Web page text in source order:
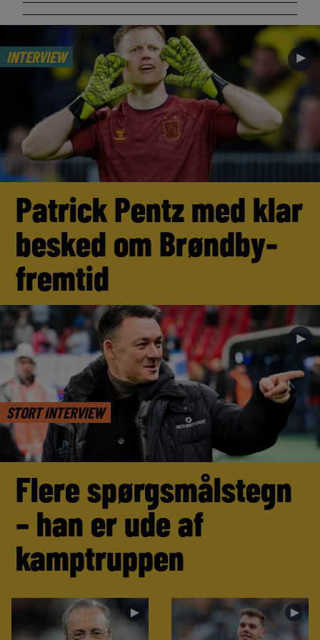
INTERVIEW ►
Patrick Pentz med klar
besked om Brøndby-
fremtid
STORT INTERVIEW
►
Flere spørgsmålstegn
– han er ude af
kamptruppen
► ►